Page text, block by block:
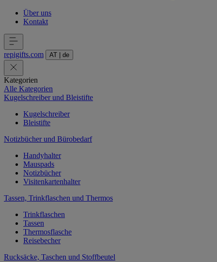
Über uns
Kontakt
repigifts.com AT de
Kategorien
Alle Kategorien
Kugelschreiber und Bleistifte
Kugelschreiber
Bleistifte
Notizbücher und Bürobedarf
Handyhalter
Mauspads
Notizbücher
Visitenkartenhalter
Tassen, Trinkflaschen und Thermos
Trinkflaschen
Tassen
Thermosflasche
Reisebecher
Rucksäcke, Taschen und Stoffbeutel